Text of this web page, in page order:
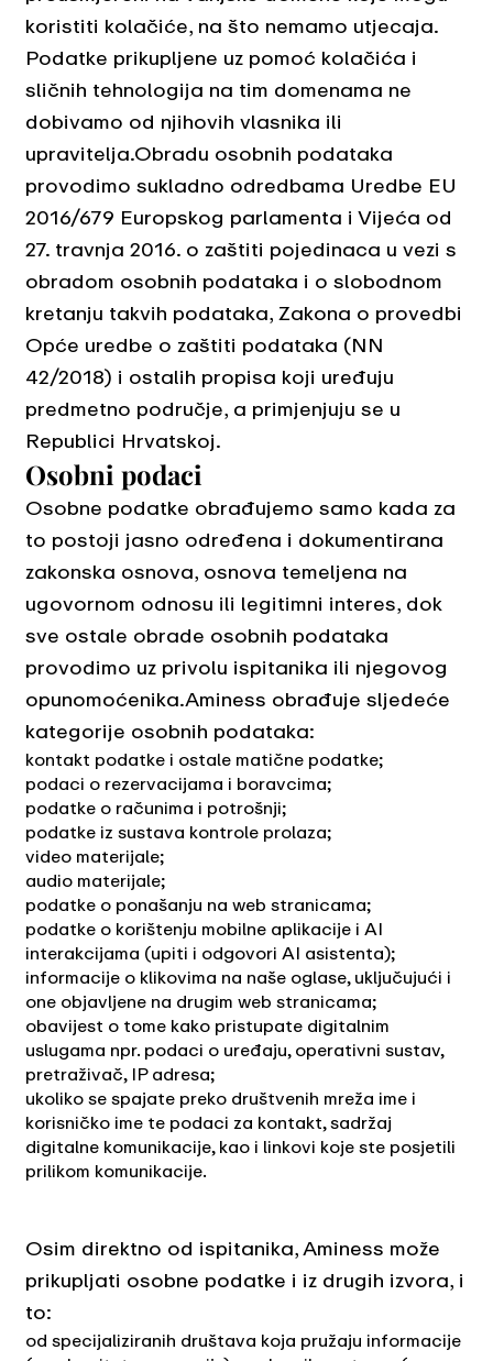
koristiti kolačiće, na što nemamo utjecaja.
Podatke prikupljene uz pomoć kolačića i
sličnih tehnologija na tim domenama ne
dobivamo od njihovih vlasnika ili
upravitelja.Obradu osobnih podataka
provodimo sukladno odredbama Uredbe EU
2016/679 Europskog parlamenta i Vijeća od
27. travnja 2016. o zaštiti pojedinaca u vezi s
obradom osobnih podataka i o slobodnom
kretanju takvih podataka, Zakona o provedbi
Opće uredbe o zaštiti podataka (NN
42/2018) i ostalih propisa koji uređuju
predmetno područje, a primjenjuju se u
Republici Hrvatskoj.
Osobni podaci
Osobne podatke obrađujemo samo kada za
to postoji jasno određena i dokumentirana
zakonska osnova, osnova temeljena na
ugovornom odnosu ili legitimni interes, dok
sve ostale obrade osobnih podataka
provodimo uz privolu ispitanika ili njegovog
opunomoćenika.Aminess obrađuje sljedeće
kategorije osobnih podataka:
kontakt podatke i ostale matične podatke;
podaci o rezervacijama i boravcima;
podatke o računima i potrošnji;
podatke iz sustava kontrole prolaza;
video materijale;
audio materijale;
podatke o ponašanju na web stranicama;
podatke o korištenju mobilne aplikacije i AI
interakcijama (upiti i odgovori AI asistenta);
informacije o klikovima na naše oglase, uključujući i
one objavljene na drugim web stranicama;
obavijest o tome kako pristupate digitalnim
uslugama npr. podaci o uređaju, operativni sustav,
pretraživač, IP adresa;
ukoliko se spajate preko društvenih mreža ime i
korisničko ime te podaci za kontakt, sadržaj
digitalne komunikacije, kao i linkovi koje ste posjetili
prilikom komunikacije.
Osim direktno od ispitanika, Aminess može
prikupljati osobne podatke i iz drugih izvora, i
to:
od specijaliziranih društava koja pružaju informacije